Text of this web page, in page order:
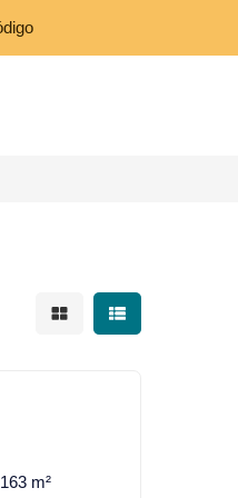
Mostrar resultados em
Mostrar
163 m²